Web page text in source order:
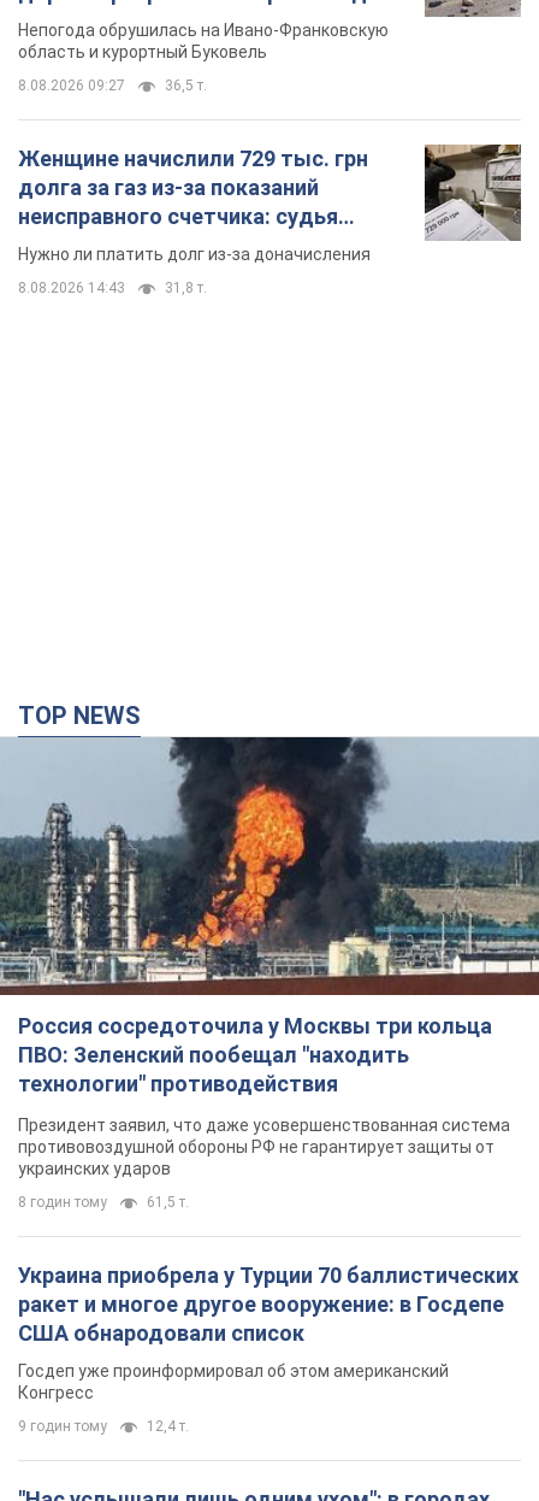
Непогода обрушилась на Ивано-Франковскую
область и курортный Буковель
8.08.2026 09:27 36,5 т.
Женщине начислили 729 тыс. грн
долга за газ из-за показаний
неисправного счетчика: судья
вынес неожиданное решение
Нужно ли платить долг из-за доначисления
8.08.2026 14:43 31,8 т.
TOP NEWS
Россия сосредоточила у Москвы три кольца
ПВО: Зеленский пообещал "находить
технологии" противодействия
Президент заявил, что даже усовершенствованная система
противовоздушной обороны РФ не гарантирует защиты от
украинских ударов
8 годин тому 61,5 т.
Украина приобрела у Турции 70 баллистических
ракет и многое другое вооружение: в Госдепе
США обнародовали список
Госдеп уже проинформировал об этом американский
Конгресс
9 годин тому 12,4 т.